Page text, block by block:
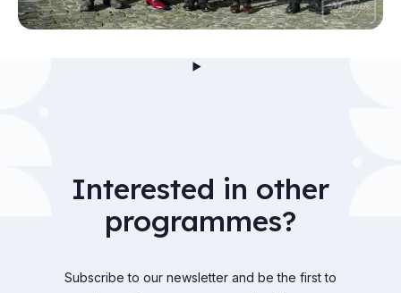
Interested in other
programmes?
Subscribe to our newsletter and be the first to